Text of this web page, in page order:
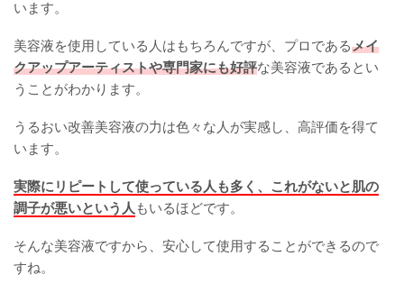
います。
美容液を使用している人はもちろんですが、プロであるメイ
クアップアーティストや専門家にも好評な美容液であるとい
うことがわかります。
うるおい改善美容液の力は色々な人が実感し、高評価を得て
います。
実際にリピートして使っている人も多く、これがないと肌の
調子が悪いという人 もいるほどです。
そんな美容液ですから、安心して使用することができるので
すね。